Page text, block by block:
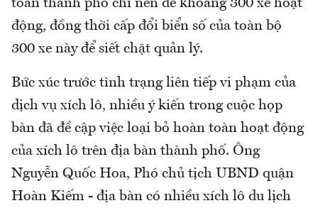
toàn thành phố chỉ nên để khoảng 300 xe hoạt
động, đồng thời cấp đổi biển số của toàn bộ
300 xe này để siết chặt quản lý.
Bức xúc trước tình trạng liên tiếp vi phạm của
dịch vụ xích lô, nhiều ý kiến trong cuộc họp
bàn đã đề cập việc loại bỏ hoàn toàn hoạt động
của xích lô trên địa bàn thành phố. Ông
Nguyễn Quốc Hoa, Phó chủ tịch UBND quận
Hoàn Kiếm - địa bàn có nhiều xích lô du lịch